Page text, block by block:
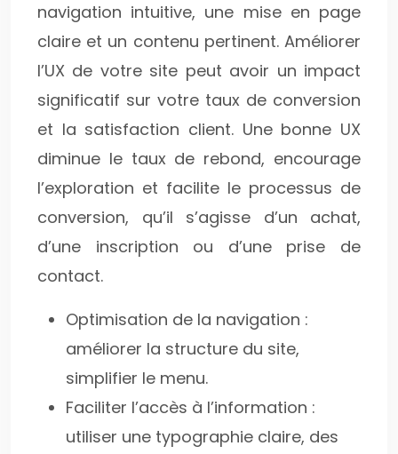
navigation intuitive, une mise en page
claire et un contenu pertinent. Améliorer
l’UX de votre site peut avoir un impact
significatif sur votre taux de conversion
et la satisfaction client. Une bonne UX
diminue le taux de rebond, encourage
l’exploration et facilite le processus de
conversion, qu’il s’agisse d’un achat,
d’une inscription ou d’une prise de
contact.
Optimisation de la navigation :
améliorer la structure du site,
simplifier le menu.
Faciliter l’accès à l’information :
utiliser une typographie claire, des